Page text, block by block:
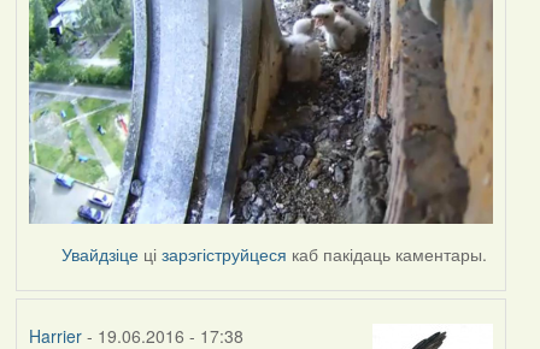
Увайдзіце цізарэгіструйцеся каб пакідаць каментары.
Harrier- 19.06.2016 - 17:38